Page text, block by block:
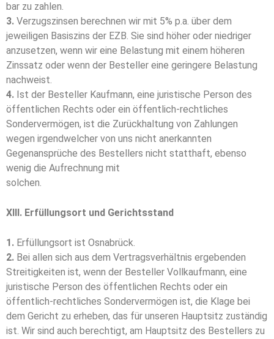
bar zu zahlen.
3. Verzugszinsen berechnen wir mit 5% p.a. über dem
jeweiligen Basiszins der EZB. Sie sind höher oder niedriger
anzusetzen, wenn wir eine Belastung mit einem höheren
Zinssatz oder wenn der Besteller eine geringere Belastung
nachweist.
4. Ist der Besteller Kaufmann, eine juristische Person des
öffentlichen Rechts oder ein öffentlich-rechtliches
Sondervermögen, ist die Zurückhaltung von Zahlungen
wegen irgendwelcher von uns nicht anerkannten
Gegenansprüche des Bestellers nicht statthaft, ebenso
wenig die Aufrechnung mit
solchen.
XIII. Erfüllungsort und Gerichtsstand
1. Erfüllungsort ist Osnabrück.
2. Bei allen sich aus dem Vertragsverhältnis ergebenden
Streitigkeiten ist, wenn der Besteller Vollkaufmann, eine
juristische Person des öffentlichen Rechts oder ein
öffentlich-rechtliches Sondervermögen ist, die Klage bei
dem Gericht zu erheben, das für unseren Hauptsitz zuständig
ist. Wir sind auch berechtigt, am Hauptsitz des Bestellers zu